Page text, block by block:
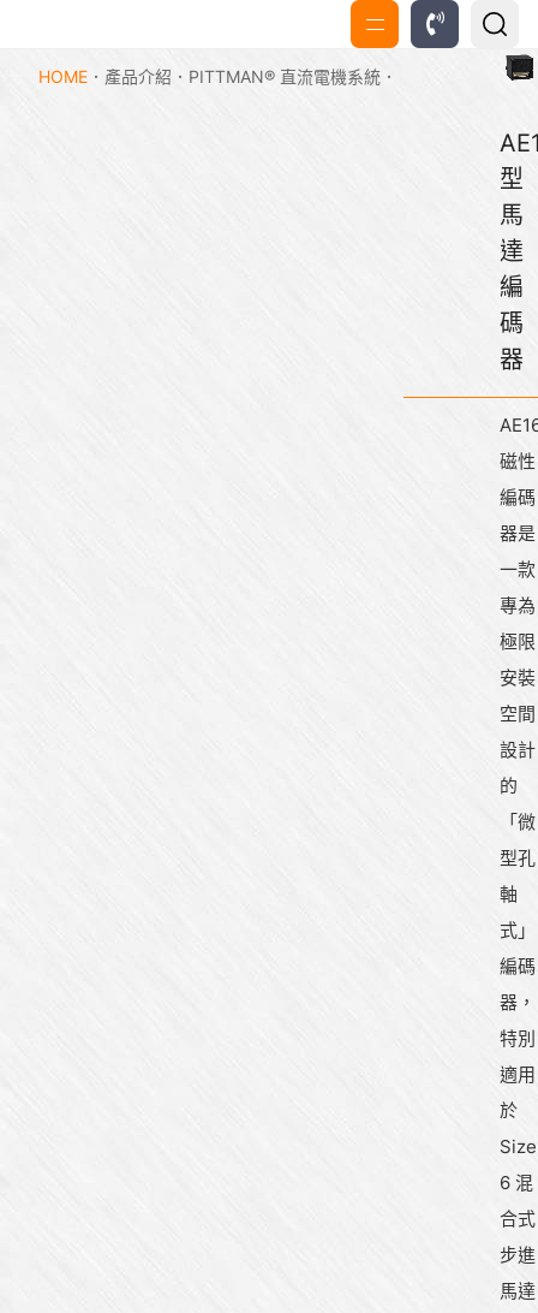
HOME 產品介紹 PITTMAN® 直流電機系統
型
馬
達
編
碼
器
磁性
編碼
器是
一款
專為
極限
安裝
空間
設計
的
「微
型孔
軸
式」
編碼
器，
特別
適用
於
Size
6 混
合式
步進
馬達